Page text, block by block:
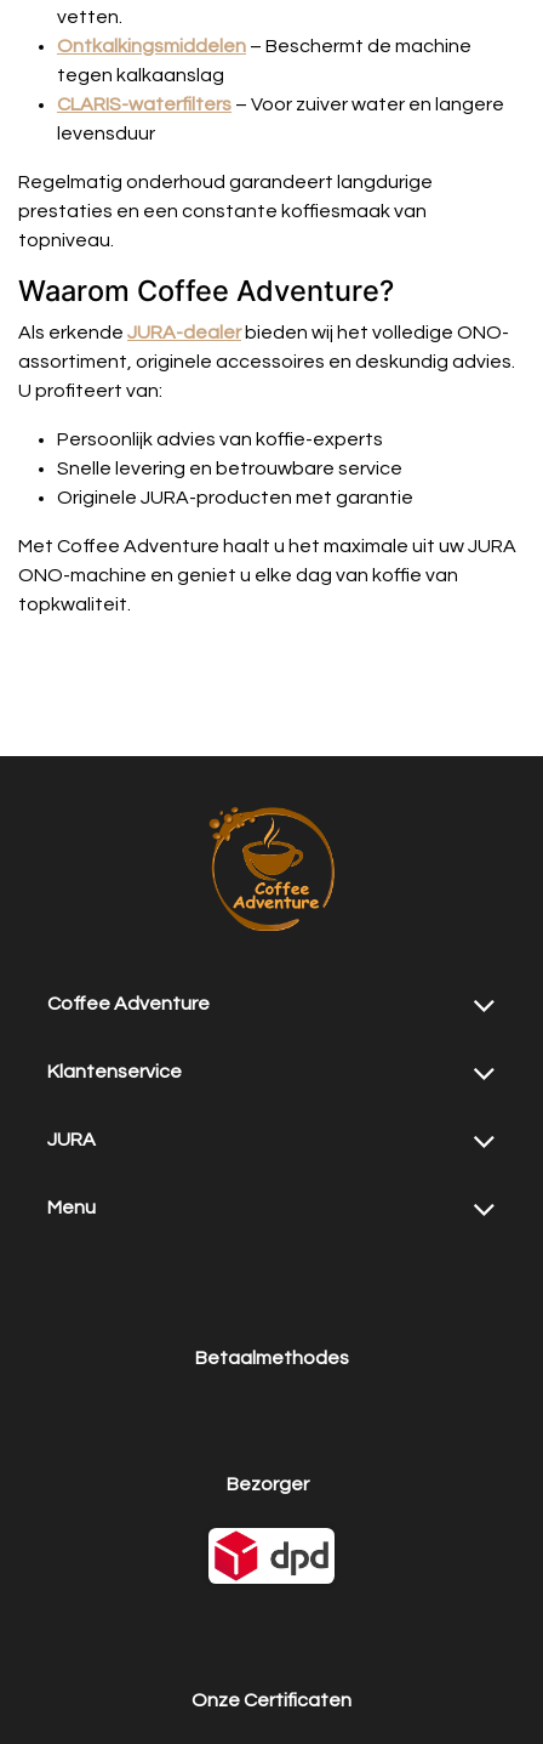
vetten.
Ontkalkingsmiddelen – Beschermt de machine
tegen kalkaanslag
CLARIS-waterfilters – Voor zuiver water en langere
levensduur
Regelmatig onderhoud garandeert langdurige
prestaties en een constante koffiesmaak van
topniveau.
Waarom Coffee Adventure?
Als erkende JURA-dealerbieden wij het volledige ONO-
assortiment, originele accessoires en deskundig advies.
U profiteert van:
Persoonlijk advies van koffie-experts
Snelle levering en betrouwbare service
Originele JURA-producten met garantie
Met Coffee Adventure haalt u het maximale uit uw JURA
ONO-machine en geniet u elke dag van koffie van
topkwaliteit.
Coffee Adventure
Klantenservice
JURA
Menu
Onze Certificaten
Betaalmethodes
Bezorger